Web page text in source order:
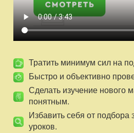
О?ушыны? аты-ж?ні
?й тапсырмасы
С?ра?-жауап
№2 тапсырма
№3 тапсырма
?орытынды ба?а
Тратить минимум сил на
Быстро и объективно
Сделать изучение нового
понятным.
Избавить себя от подбора
уроков.